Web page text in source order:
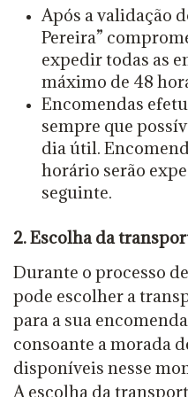
Após a validação
Pereira”
expedir todas as
máximo de 48
Encomendas
sempre que
dia útil.
horário serão
seguinte.
2. Escolha da
Durante o processo
pode escolher a
para a sua
consoante a morada
disponíveis nesse
A escolha da